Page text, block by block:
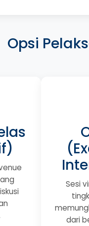
Opsi
Sesi
dari